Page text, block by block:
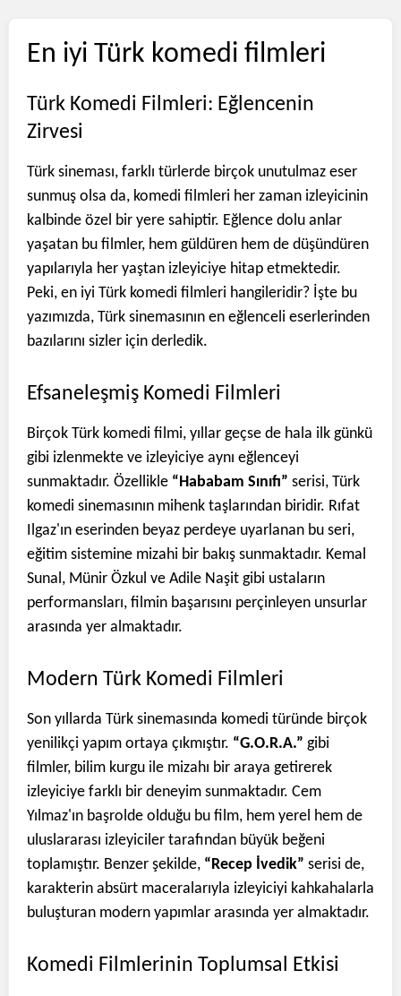
En iyi Türk komedi filmleri
Türk Komedi Filmleri: Eğlencenin
Zirvesi
Türk sineması, farklı türlerde birçok unutulmaz eser
sunmuş olsa da, komedi filmleri her zaman izleyicinin
kalbinde özel bir yere sahiptir. Eğlence dolu anlar
yaşatan bu filmler, hem güldüren hem de düşündüren
yapılarıyla her yaştan izleyiciye hitap etmektedir.
Peki, en iyi Türk komedi filmleri hangileridir? İşte bu
yazımızda, Türk sinemasının en eğlenceli eserlerinden
bazılarını sizler için derledik.
Efsaneleşmiş Komedi Filmleri
Birçok Türk komedi filmi, yıllar geçse de hala ilk günkü
gibi izlenmekte ve izleyiciye aynı eğlenceyi
sunmaktadır. Özellikle “Hababam Sınıfı” serisi, Türk
komedi sinemasının mihenk taşlarından biridir. Rıfat
Ilgaz'ın eserinden beyaz perdeye uyarlanan bu seri,
eğitim sistemine mizahi bir bakış sunmaktadır. Kemal
Sunal, Münir Özkul ve Adile Naşit gibi ustaların
performansları, filmin başarısını perçinleyen unsurlar
arasında yer almaktadır.
Modern Türk Komedi Filmleri
Son yıllarda Türk sinemasında komedi türünde birçok
yenilikçi yapım ortaya çıkmıştır. “G.O.R.A.” gibi
filmler, bilim kurgu ile mizahı bir araya getirerek
izleyiciye farklı bir deneyim sunmaktadır. Cem
Yılmaz'ın başrolde olduğu bu film, hem yerel hem de
uluslararası izleyiciler tarafından büyük beğeni
toplamıştır. Benzer şekilde, “Recep İvedik” serisi de,
karakterin absürt maceralarıyla izleyiciyi kahkahalarla
buluşturan modern yapımlar arasında yer almaktadır.
Komedi Filmlerinin Toplumsal Etkisi